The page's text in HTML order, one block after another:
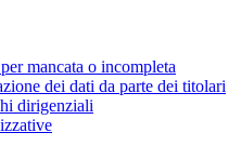
mancata o incompleta
dei dati da parte dei titolari
dirigenziali